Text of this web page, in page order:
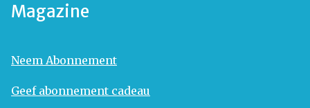
Magazine
Neem Abonnement
Geef abonnement cadeau